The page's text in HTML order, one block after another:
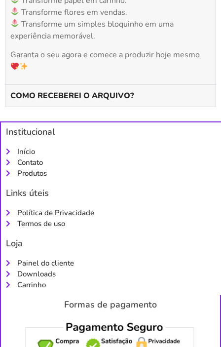
Transforme flores em vendas.
Transforme um simples bloquinho em uma
experiência memorável.
Garanta o seu agora e comece a produzir hoje mesmo
COMO RECEBEREI O ARQUIVO?
Institucional
Início
Contato
Produtos
Links úteis
Política de Privacidade
Termos de uso
Loja
Painel do cliente
Downloads
Carrinho
Formas de pagamento